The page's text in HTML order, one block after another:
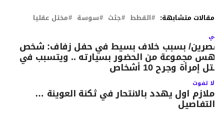
مقالات متشابهة: القطط جثث سوسة مختل عقليا
بسبب خلاف بسيط في حفل زفاف: شخص
مجموعة من الحضور بسيارته .. ويتسبب في
إمرأة وجرح 10 أشخاص
لا تفوت
ملازم اول يهدد بالانتحار في ثكنة العوينة …
التفاصيل